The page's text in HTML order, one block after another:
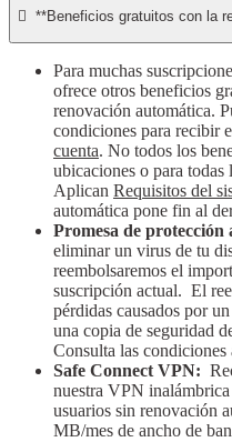
 **Beneficios gratuitos con la
Para muchas
ofrece otros beneficios
renovación automática.
condiciones para recibir
cuenta. No todos los
ubicaciones o para todas
Aplican Requisitos del
automática pone fin al
Promesa de
eliminar un virus de tu
reembolsaremos el
suscripción actual. El
pérdidas causados por
una copia de seguridad
Consulta las condiciones
Safe Connect VPN:
nuestra VPN
usuarios sin renovación
MB/mes de ancho de